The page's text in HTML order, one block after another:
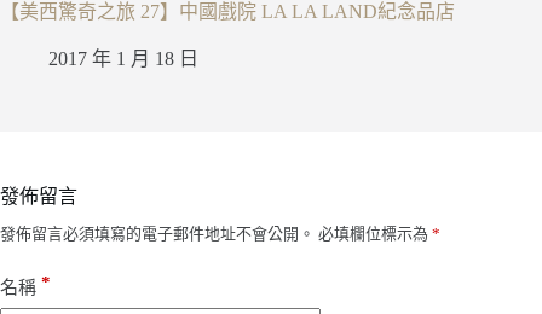
【美西驚奇之旅 27】中國戲院 LA LA LAND紀念品店
2017 年 1 月 18 日
發佈留言
發佈留言必須填寫的電子郵件地址不會公開。 必填欄位標示為 *
名稱 *